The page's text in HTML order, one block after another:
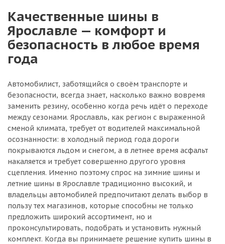
Качественные шины в
Ярославле — комфорт и
безопасность в любое время
года
Автомобилист, заботящийся о своём транспорте и
безопасности, всегда знает, насколько важно вовремя
заменить резину, особенно когда речь идёт о переходе
между сезонами. Ярославль, как регион с выраженной
сменой климата, требует от водителей максимальной
осознанности: в холодный период года дороги
покрываются льдом и снегом, а в летнее время асфальт
накаляется и требует совершенно другого уровня
сцепления. Именно поэтому спрос на зимние шины и
летние шины в Ярославле традиционно высокий, и
владельцы автомобилей предпочитают делать выбор в
пользу тех магазинов, которые способны не только
предложить широкий ассортимент, но и
проконсультировать, подобрать и установить нужный
комплект. Когда вы принимаете решение купить шины в